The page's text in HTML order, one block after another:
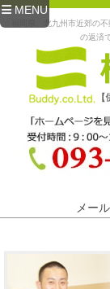
MENU
福岡県、北九州市近郊の
の返済
メー